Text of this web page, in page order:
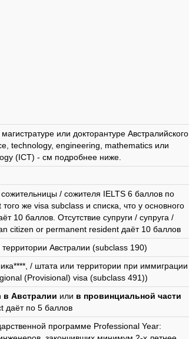
или докторантуре Австралийского
technology, engineering, mathematics или
(ICT) - см подробнее ниже.
/ сожителя IELTS 6 баллов по
же visa subclass и списка, что у основного
10 баллов. Отсутствие супруги / супруга /
citizen or permanent resident даёт 10 баллов
Австралии (subclass 190)
/ штата или территории при иммиграции
(Provisional) visa (subclass 491))
в Австралии или в провинциальной части
даёт по 5 баллов
программе Professional Year: